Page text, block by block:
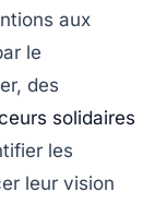
aux
le
des
solidaires
les
leur vision